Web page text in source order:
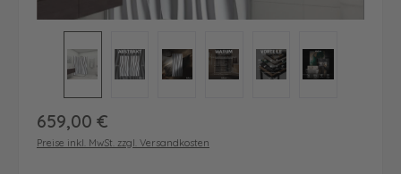
Regulärer Preis:
659,00 €
Preise inkl. MwSt. zzgl. Versandkosten